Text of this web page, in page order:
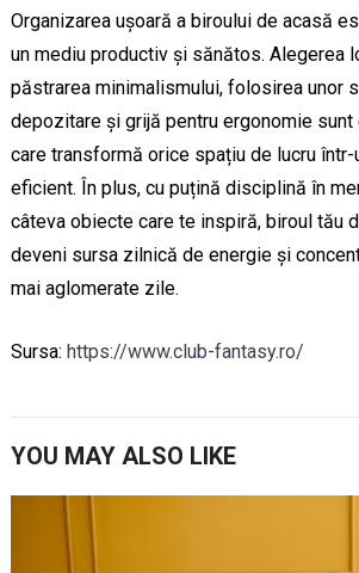
Organizarea ușoară a biroului de acasă
un mediu productiv și sănătos. Alegerea
păstrarea minimalismului, folosirea unor
depozitare și grijă pentru ergonomie
care transformă orice spațiu de lucru
eficient. În plus, cu puțină disciplină în
câteva obiecte care te inspiră, biroul tău
deveni sursa zilnică de energie și
mai aglomerate zile.
Sursa: https://www.club-fantasy.ro/
YOU MAY ALSO LIKE